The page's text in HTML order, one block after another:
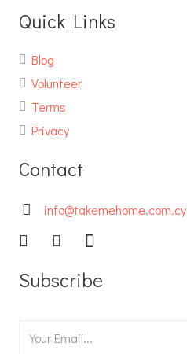
Quick Links
Blog
Volunteer
Terms
Privacy
Contact
info@takemehome.com.cy
Subscribe